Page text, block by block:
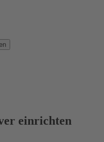
einrichten